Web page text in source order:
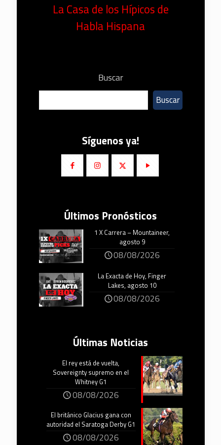
La Casa de los Hípicos de
Habla Hispana
Buscar
Buscar
Síguenos ya!
Últimos Pronósticos
1 X Carrera – Mountaineer,
agosto 9
08/08/2026
La Exacta de Hoy, Finger
Lakes, agosto 10
08/08/2026
Últimas Noticias
El rey está de vuelta,
Sovereignty supremo en el
Whitney G1
08/08/2026
El británico Glacius gana con
autoridad el Saratoga Derby G1
08/08/2026